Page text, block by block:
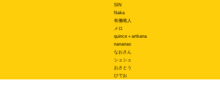
SIN
Naka
有働唯人
メロ
quince＋artkana
nananao
なおさん
シュシュ
おさとう
ひでお